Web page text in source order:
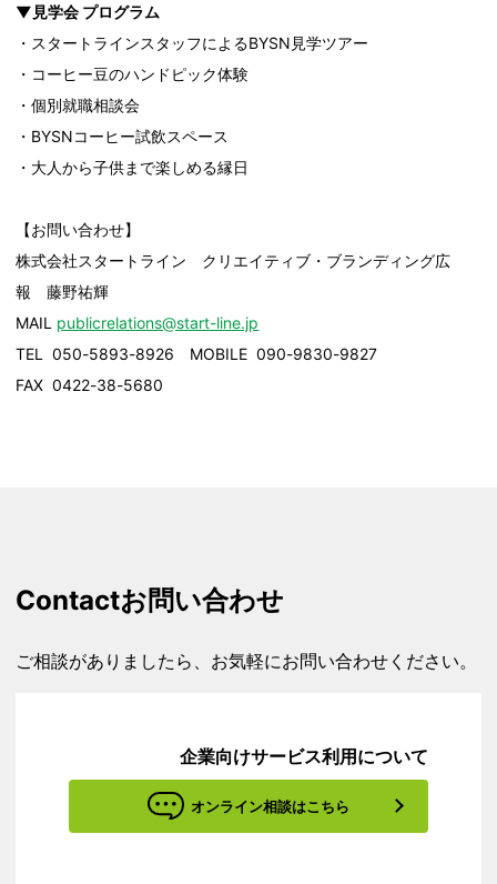
▼見学会 プログラム
・スタートラインスタッフによるBYSN見学ツアー
・コーヒー豆のハンドピック体験
・個別就職相談会
・BYSNコーヒー試飲スペース
・大人から子供まで楽しめる縁日
【お問い合わせ】
株式会社スタートライン クリエイティブ・ブランディング広
報 藤野祐輝
MAIL publicrelations@start-line.jp
TEL 050-5893-8926 MOBILE 090-9830-9827
FAX 0422-38-5680
Contactお問い合わせ
ご相談がありましたら、お気軽にお問い合わせください。
企業向けサービス利用について
オンライン相談はこちら